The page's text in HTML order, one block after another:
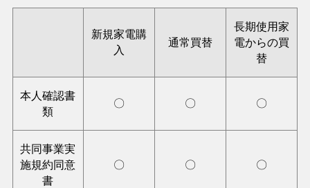
新規家電購
入
通常買替
長期使用家
電からの買
替
本人確認書
類
〇 〇 〇
共同事業実
施規約同意
書
〇 〇 〇